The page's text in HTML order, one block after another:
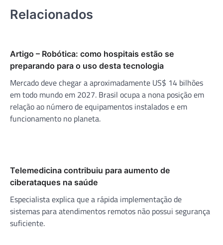
Relacionados
Artigo – Robótica: como hospitais estão se
preparando para o uso desta tecnologia
Mercado deve chegar a aproximadamente US$ 14 bilhões
em todo mundo em 2027. Brasil ocupa a nona posição em
relação ao número de equipamentos instalados e em
funcionamento no planeta.
Telemedicina contribuiu para aumento de
ciberataques na saúde
Especialista explica que a rápida implementação de
sistemas para atendimentos remotos não possui segurança
suficiente.